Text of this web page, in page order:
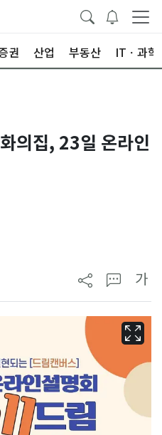
권 산업 부동산 ITㆍ과학
의집, 23일 온라인
가